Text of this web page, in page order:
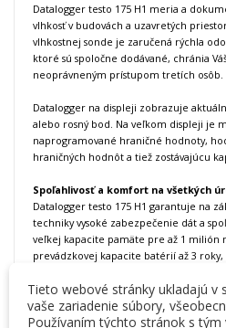
Datalogger testo 175 H1 meria a
vlhkosť v budovách a uzavretých
vlhkostnej sonde je zaručená rýchla
ktoré sú spoločne dodávané, chránia
neoprávneným prístupom tretích osôb.
Datalogger na displeji zobrazuje
alebo rosný bod. Na veľkom displeji je
naprogramované hraničné hodnoty,
hraničných hodnôt a tiež zostávajúcu
Spoľahlivosť a komfort na všetkých
Datalogger testo 175 H1 garantuje na
techniky vysoké zabezpečenie dát a
veľkej kapacite pamäte pre až 1 milión
prevádzkovej kapacite batérií až 3
prípade potreby môže užívateľ
Programovanie a vyhodnotenie
Tieto webové stránky ukladajú v
vaše zariadenie súbory,
Používaním týchto stránok s tým